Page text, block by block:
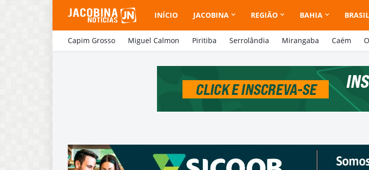
INÍCIO JACOBINA REGIÃO BAHIA BRASIL
Capim Grosso Miguel Calmon Piritiba Serrolândia Mirangaba Caém